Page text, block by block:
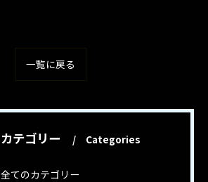
一覧に戻る
カテゴリー Categories
全てのカテゴリー